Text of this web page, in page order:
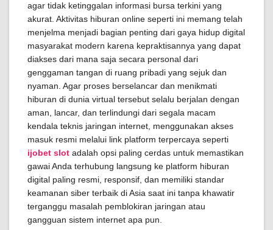
agar tidak ketinggalan informasi bursa terkini yang
akurat. Aktivitas hiburan online seperti ini memang telah
menjelma menjadi bagian penting dari gaya hidup digital
masyarakat modern karena kepraktisannya yang dapat
diakses dari mana saja secara personal dari
genggaman tangan di ruang pribadi yang sejuk dan
nyaman. Agar proses berselancar dan menikmati
hiburan di dunia virtual tersebut selalu berjalan dengan
aman, lancar, dan terlindungi dari segala macam
kendala teknis jaringan internet, menggunakan akses
masuk resmi melalui link platform terpercaya seperti
ijobet slot adalah opsi paling cerdas untuk memastikan
gawai Anda terhubung langsung ke platform hiburan
digital paling resmi, responsif, dan memiliki standar
keamanan siber terbaik di Asia saat ini tanpa khawatir
terganggu masalah pemblokiran jaringan atau
gangguan sistem internet apa pun.